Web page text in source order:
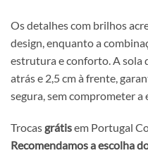
Os detalhes com brilhos
design, enquanto a
estrutura e conforto. A sola
atrás e 2,5 cm à frente,
segura, sem comprometer a
Trocas grátisem Portugal
Recomendamos a escolha